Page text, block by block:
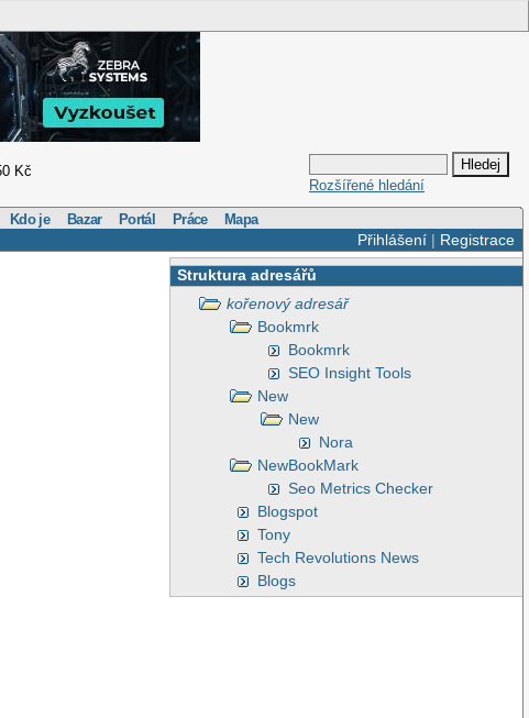
Kč
Rozšířené hledání
Kdo je Bazar Portál Práce Mapa
Přihlášení| Registrace
Struktura adresářů
kořenový adresář
Bookmrk
Bookmrk
SEO Insight Tools
New
New
Nora
NewBookMark
Seo Metrics Checker
Blogspot
Tony
Tech Revolutions News
Blogs